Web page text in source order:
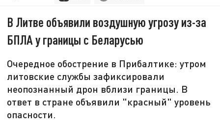
В Литве объявили воздушную угрозу из-за
БПЛА у границы с Беларусью
Очередное обострение в Прибалтике: утром
литовские службы зафиксировали
неопознанный дрон вблизи границы. В
ответ в стране объявили "красный" уровень
опасности.